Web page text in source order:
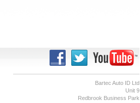
Bartec Auto ID Ltd
Unit 9
Redbrook Business Park